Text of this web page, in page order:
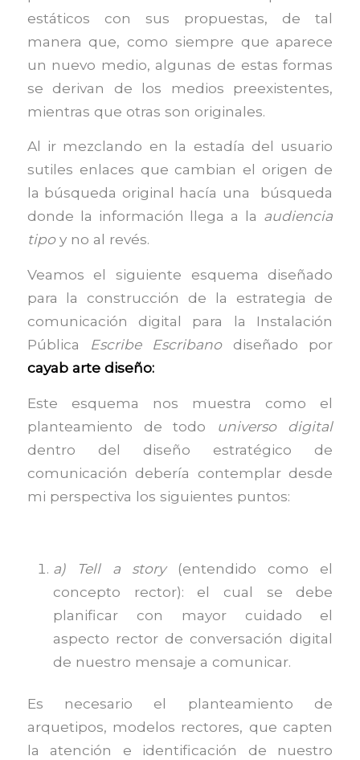
estáticos con sus propuestas, de tal
manera que, como siempre que aparece
un nuevo medio, algunas de estas formas
se derivan de los medios preexistentes,
mientras que otras son originales.
Al ir mezclando en la estadía del usuario
sutiles enlaces que cambian el origen de
la búsqueda original hacía una búsqueda
donde la información llega a la audiencia
tipoy no al revés.
Veamos el siguiente esquema diseñado
para la construcción de la estrategia de
comunicación digital para la Instalación
Pública Escribe Escribanodiseñado por
cayab arte diseño:
Este esquema nos muestra como el
planteamiento de todo universo digital
dentro del diseño estratégico de
comunicación debería contemplar desde
mi perspectiva los siguientes puntos:
a) Tell a story
(entendido como el
concepto rector): el cual se debe
planificar con mayor cuidado el
aspecto rector de conversación digital
de nuestro mensaje a comunicar.
Es necesario el planteamiento de
arquetipos, modelos rectores, que capten
la atención e identificación de nuestro